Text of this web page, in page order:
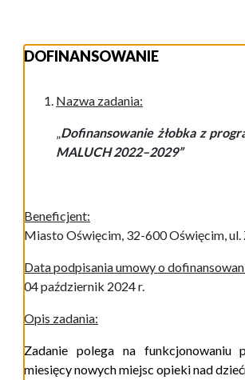
DOFINANSOWANIE
Nazwa zadania:
„Dofinansowanie żłobka z
MALUCH2022–2029”
Beneficjent:
Miasto Oświęcim, 32-600 Oświęcim, ul.
Data podpisania umowy o
04 październik 2024 r.
Opis zadania:
Zadanie polega na funkcjonowaniu
miesięcy nowych miejsc opieki nad